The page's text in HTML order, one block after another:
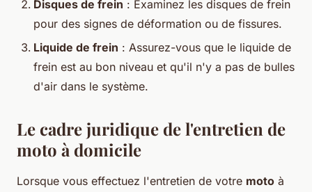
Disques de frein : Examinez les disques de frein
pour des signes de déformation ou de fissures.
Liquide de frein : Assurez-vous que le liquide de
frein est au bon niveau et qu'il n'y a pas de bulles
d'air dans le système.
Le cadre juridique de l'entretien de
moto à domicile
Lorsque vous effectuez l'entretien de votre moto à